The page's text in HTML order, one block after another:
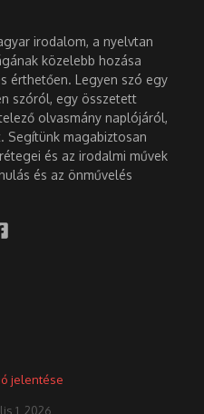
irodalom, a nyelvtan
közelebb hozása
érthetően. Legyen szó egy
szóról, egy összetett
olvasmány naplójáról,
Segítünk magabiztosan
és az irodalmi művek
és az önművelés
jelentése
1, 2026